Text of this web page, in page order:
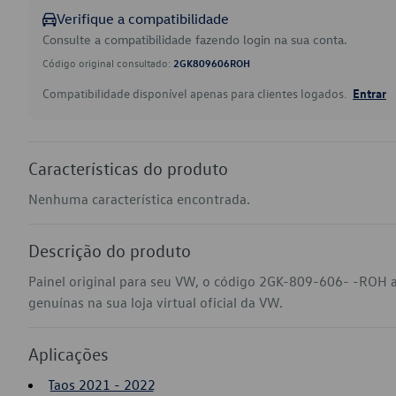
Verifique a compatibilidade
Consulte a compatibilidade fazendo login na sua conta.
Código original consultado: 2GK809606ROH
Compatibilidade disponível apenas para clientes logados. Entrar
Características do produto
Nenhuma característica encontrada.
Descrição do produto
Painel original para seu VW, o código 2GK-809-606- -ROH
genuínas na sua loja virtual oficial da VW.
Aplicações
Taos 2021 - 2022